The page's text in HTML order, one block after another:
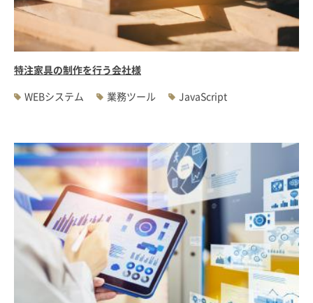
特注家具の制作を行う会社様
WEBシステム
業務ツール JavaScript